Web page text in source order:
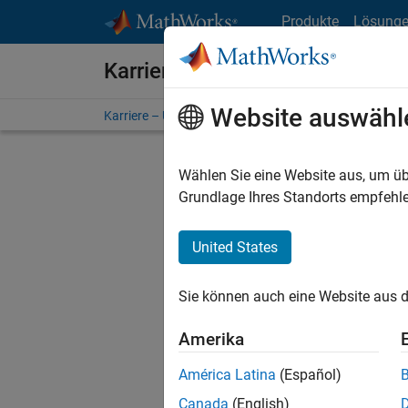
Produkte
Karriere bei MathWorks
Karriere – Übersicht Stellensuche
FILTER:
Stellen
Es
Region
Website
Wählen Sie eine Website aus, um
Grundlage Ihres Standorts
United States
Sie können auch eine Website aus
Amerika
América Latina (Español)
Canada (English)